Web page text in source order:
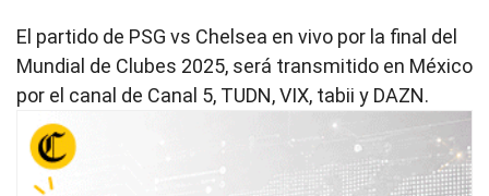
El partido de PSG vs Chelsea en vivo por la final del
Mundial de Clubes 2025, será transmitido en México
por el canal de Canal 5, TUDN, VIX, tabii y DAZN.